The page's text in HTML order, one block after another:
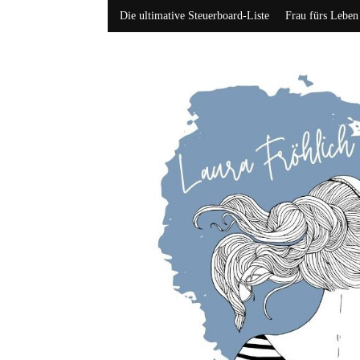
Die ultimative Steuerboard-Liste Frau fürs Leben